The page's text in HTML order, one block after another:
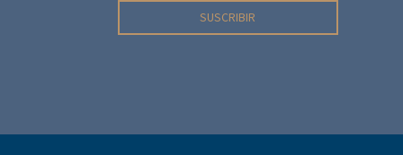
SUSCRIBIR